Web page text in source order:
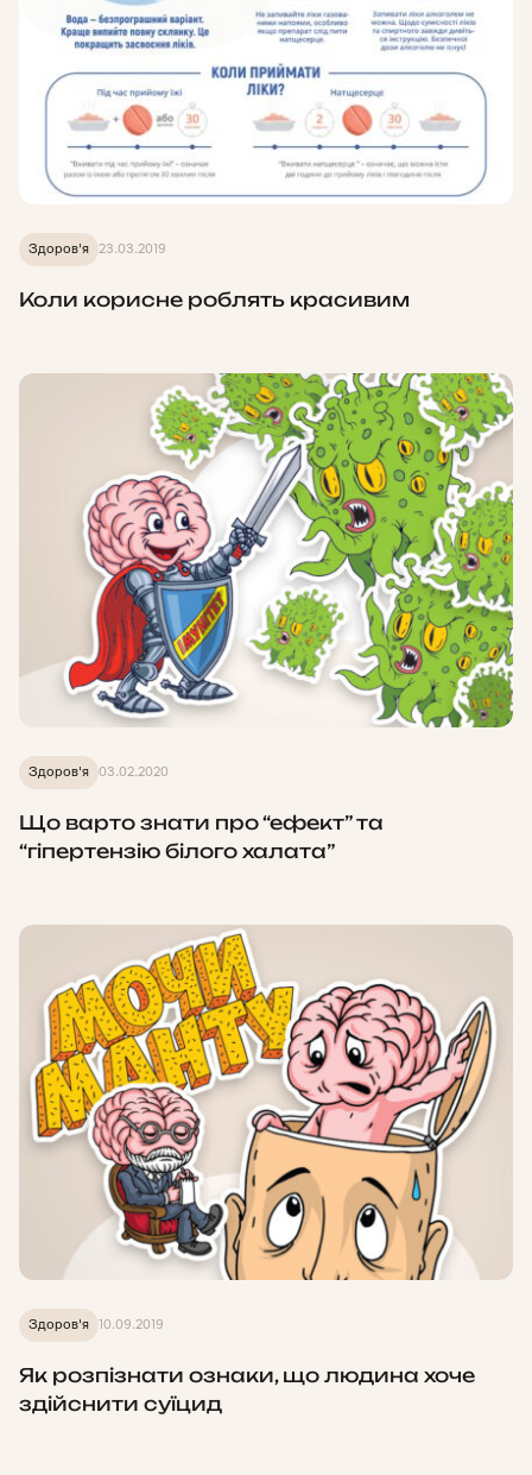
Здоров'я 23.03.2019
Коли корисне роблять красивим
Здоров'я 03.02.2020
Що варто знати про “ефект” та
“гіпертензію білого халата”
Здоров'я 10.09.2019
Як розпізнати ознаки, що людина хоче
здійснити суїцид